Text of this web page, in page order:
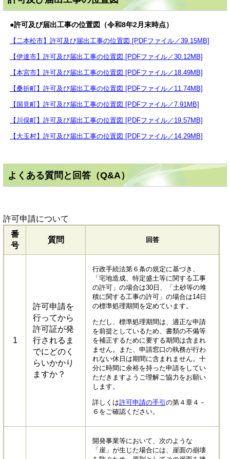
●許可及び届出工事の位置図（令和8年2月末時点）
【二本松市】許可及び届出工事の位置図 [PDFファイル／39.15MB]
【伊達市】許可及び届出工事の位置図 [PDFファイル／30.12MB]
【本宮市】許可及び届出工事の位置図 [PDFファイル／18.49MB]
【桑折町】許可及び届出工事の位置図 [PDFファイル／11.74MB]
【国見町】許可及び届出工事の位置図 [PDFファイル／7.91MB]
【川俣町】許可及び届出工事の位置図 [PDFファイル／19.57MB]
【大玉村】許可及び届出工事の位置図 [PDFファイル／14.29MB]
よくある質問と回答（Q&A）
許可申請について
番
号
質問 回答
1
許可申請を
行ってから
許可証が発
行されるま
でにどのく
らいかかり
ますか？
行政手続法第６条の規定に基づき、
「宅地造成、特定盛土等に関する工事
の許可」の場合は30日、「土砂等の堆
積に関する工事の許可」の場合は14日
の標準処理期間を定めています。
ただし、標準処理期間は、適正な申請
を前提としているため、書類の不備等
を補正するために要する期間は含まれ
ません。また、申請窓口の執務が行わ
れない休日は期間に含まれません。十
分に時間に余裕を持った申請をしてい
ただきますようご理解ご協力をお願い
します。
詳しくは許可申請の手引 の第４章４－
６をご確認ください。
開発事業等において、次のような
「崖」が生じた場合には、崖面の崩壊